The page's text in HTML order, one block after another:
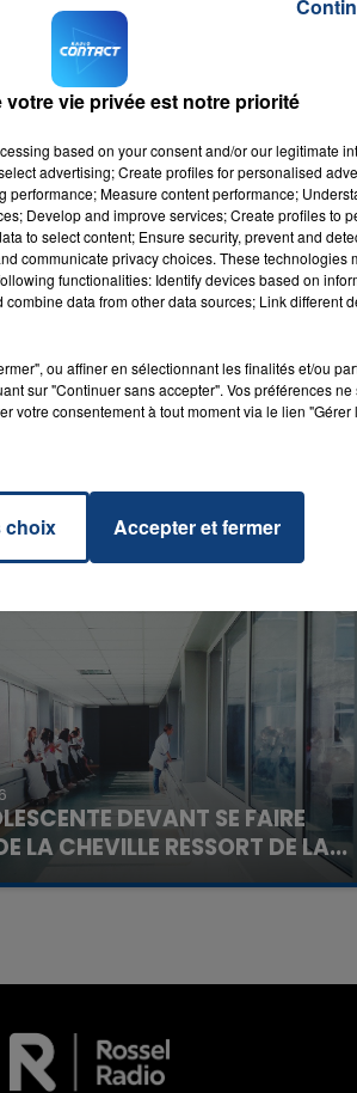
DU WEEK-END
régulièrement, elle intervient dans
il fallait donc un armement
des caméras piétons, des lanceurs
bâtons télescopiques.
DEVANT SE FAIRE
LA CHEVILLE RESSORT DE LA...
porté plainte contre la clinique qui a
- 12h00
Team du Week-end
votre vie privée est notre priorité
based on your consent and/or our legitimate
advertising; Create profiles for personalised
Measure content performance;
Develop and improve services; Create profiles to
to select content; Ensure security, prevent and
communicate privacy choices. These technologies
functionalities: Identify devices based on
data from other data sources; Link different
ou affiner en sélectionnant les finalités et/ou
sur "Continuer sans accepter". Vos préférences
votre consentement à tout moment via le lien
choix Accepter et fermer